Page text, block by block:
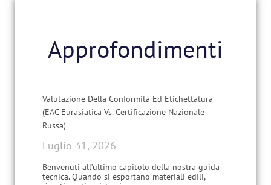
Approfondimenti
Valutazione Della Conformità Ed Etichettatura
(EAC Eurasiatica Vs. Certificazione Nazionale
Russa)
Luglio 31, 2026
Benvenuti all’ultimo capitolo della nostra guida
tecnica. Quando si esportano materiali edili,